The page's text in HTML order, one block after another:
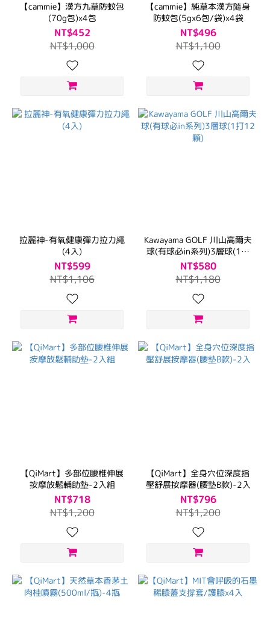
【cammie】漢方九草防蚊包
(70g包)x4包
NT$452
NT$1,000
【cammie】純草本漢方隨身
防蚊包(5gx6包/袋)x4袋
NT$496
NT$1,100
拉麗神-有氧健康彈力拉力繩
(4入)
NT$599
NT$1,106
Kawayama GOLF 川山高爾夫
球(有球必in系列)3層球(1打
12顆)
NT$580
NT$1,180
【QiMart】多部位腰椎伸展
按摩放鬆輔助墊-2入組
NT$718
NT$1,200
【QiMart】全身穴位深度指
壓舒展按摩器(腰墊B款)-2入
NT$796
NT$1,200